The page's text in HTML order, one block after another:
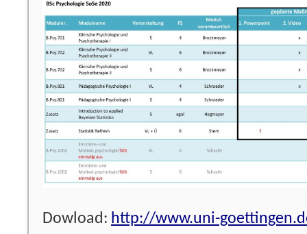
Dowload: http://www.uni-